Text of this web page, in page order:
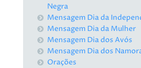
Negra
Mensagem Dia da
Mensagem Dia da Mulher
Mensagem Dia dos Avós
Mensagem Dia dos
Orações